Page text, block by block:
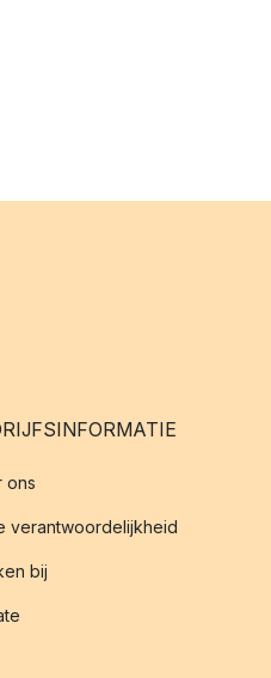
ons
verantwoordelijkheid
bij